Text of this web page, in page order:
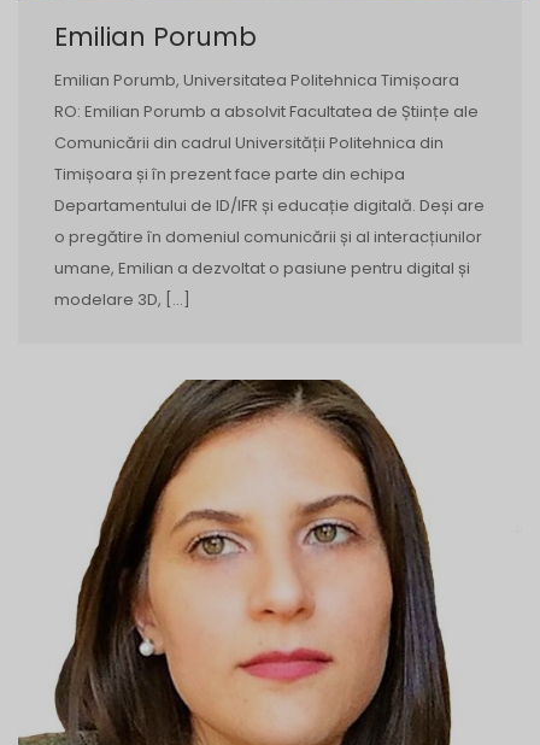
Emilian Porumb
Emilian Porumb, Universitatea Politehnica Timișoara
RO: Emilian Porumb a absolvit Facultatea de Științe ale
Comunicării din cadrul Universității Politehnica din
Timișoara și în prezent face parte din echipa
Departamentului de ID/IFR și educație digitală. Deși are
o pregătire în domeniul comunicării și al interacțiunilor
umane, Emilian a dezvoltat o pasiune pentru digital și
modelare 3D, […]